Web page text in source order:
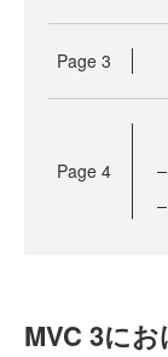
Page 3
Page 4
MVC 3に